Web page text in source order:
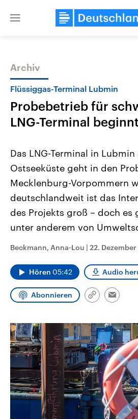
Close
Themen
Landtagswahl Sachsen-Anhalt
2026
Alle Informationen
Sachsen-Anhalt wählt am 6.
September 2026 einen neuen
Landtag. Seit 2021 wird das
Bundesland von einer Koalition aus
Umfragen, Prognosen,
Wahlprogramme, aktuelle Berichte
und Kandidaten der anstehenden
Wahl.
Archiv
Flüssiggas-Terminal Lubmin
Probebetrieb für
LNG-Terminal beginnt
Das LNG-Terminal in Lubmin
Ostseeküste geht in den
Mecklenburg-Vorpommern
deutschlandweit ist das
des Projekts groß – doch es
unter anderem von
Beckmann, Anna-Lou | 22. Dezember
Hören 05:42 Audio
Abonnieren
Link
Email